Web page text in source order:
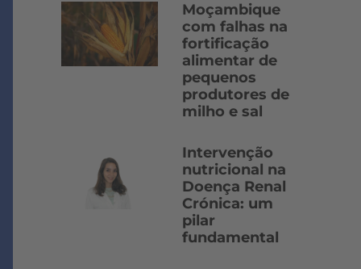
Moçambique
com falhas na
fortificação
alimentar de
pequenos
produtores de
milho e sal
Intervenção
nutricional na
Doença Renal
Crónica: um
pilar
fundamental